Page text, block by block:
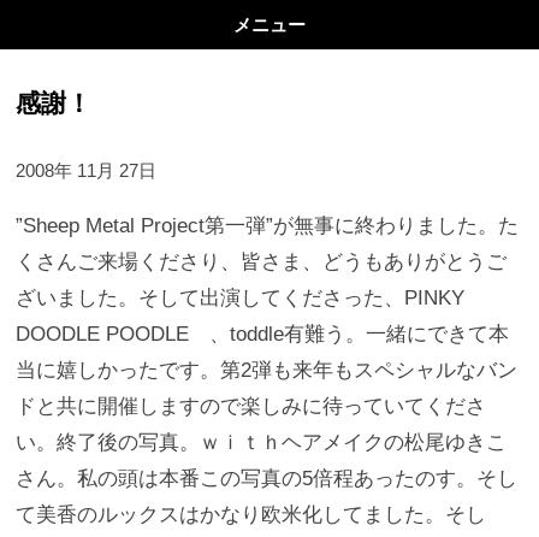
メニュー
感謝！
2008年 11月 27日
”Sheep Metal Project第一弾”が無事に終わりました。た
くさんご来場くださり、皆さま、どうもありがとうご
ざいました。そして出演してくださった、PINKY
DOODLE POODLE 、toddle有難う。一緒にできて本
当に嬉しかったです。第2弾も来年もスペシャルなバン
ドと共に開催しますので楽しみに待っていてくださ
い。終了後の写真。ｗｉｔｈヘアメイクの松尾ゆきこ
さん。私の頭は本番この写真の5倍程あったのす。そし
て美香のルックスはかなり欧米化してました。そし